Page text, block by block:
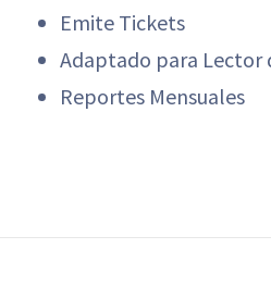
Emite Tickets
Adaptado para Lector
Reportes Mensuales